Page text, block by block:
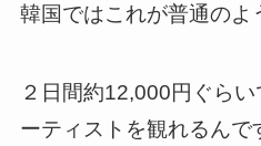
韓国ではこれが普通のよ
２日間約12,000円ぐら
ーティストを観れるんで